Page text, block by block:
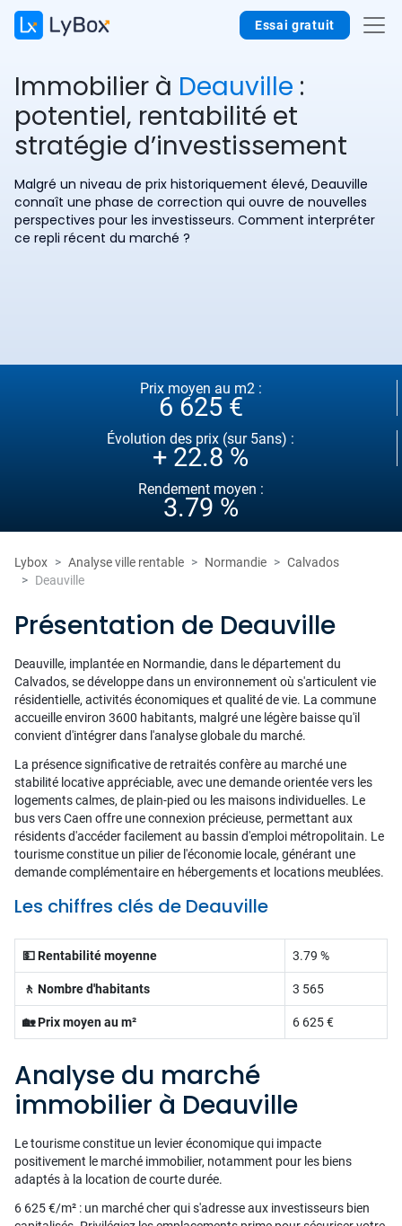
Essai gratuit
Immobilier à Deauville :
potentiel, rentabilité et
stratégie d’investissement
Malgré un niveau de prix historiquement élevé, Deauville
connaît une phase de correction qui ouvre de nouvelles
perspectives pour les investisseurs. Comment interpréter
ce repli récent du marché ?
Prix moyen au m2 :
6 625 €
Évolution des prix (sur 5ans) :
+ 22.8 %
Rendement moyen :
3.79 %
Lybox Analyse ville rentable Normandie
Calvados
Deauville
Présentation de Deauville
Deauville, implantée en Normandie, dans le département du
Calvados, se développe dans un environnement où s'articulent vie
résidentielle, activités économiques et qualité de vie. La commune
accueille environ 3600 habitants, malgré une légère baisse qu'il
convient d'intégrer dans l'analyse globale du marché.
La présence significative de retraités confère au marché une
stabilité locative appréciable, avec une demande orientée vers les
logements calmes, de plain-pied ou les maisons individuelles. Le
bus vers Caen offre une connexion précieuse, permettant aux
résidents d'accéder facilement au bassin d'emploi métropolitain. Le
tourisme constitue un pilier de l'économie locale, générant une
demande complémentaire en hébergements et locations meublées.
Les chiffres clés de Deauville
💵 Rentabilité moyenne 3.79 %
🚶 Nombre d'habitants 3 565
🏡 Prix moyen au m² 6 625 €
Analyse du marché
immobilier à Deauville
Le tourisme constitue un levier économique qui impacte
positivement le marché immobilier, notamment pour les biens
adaptés à la location de courte durée.
6 625 €/m² : un marché cher qui s'adresse aux investisseurs bien